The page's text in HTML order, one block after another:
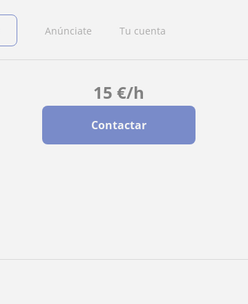
Anúnciate Tu cuenta
15 €/h
Contactar